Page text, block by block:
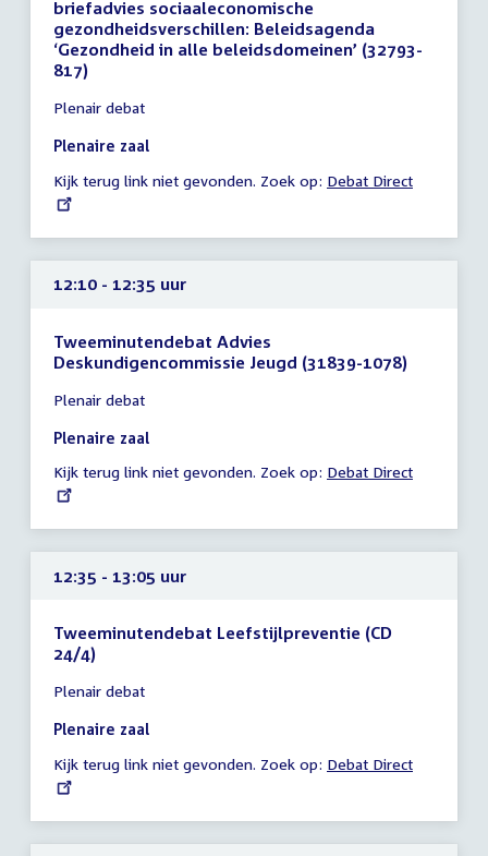
briefadvies sociaaleconomische
gezondheidsverschillen: Beleidsagenda
‘Gezondheid in alle beleidsdomeinen’ (32793-
817)
vergadering
11:45
12:10
uur
Plenair debat
Plenaire zaal
Kijk terug link niet gevonden. Zoek op: External
Debat Direct
12:10 - 12:35 uur
Tweeminutendebat Advies
Deskundigencommissie Jeugd (31839-1078)
vergadering
12:10
12:35
uur
Plenair debat
Plenaire zaal
Kijk terug link niet gevonden. Zoek op: External
Debat Direct
12:35 - 13:05 uur
Tweeminutendebat Leefstijlpreventie (CD
24/4)
vergadering
12:35
13:05
uur
Plenair debat
Plenaire zaal
Kijk terug link niet gevonden. Zoek op: External
Debat Direct